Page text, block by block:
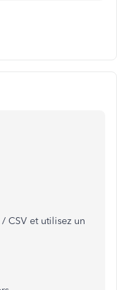
CSV et utilisez un